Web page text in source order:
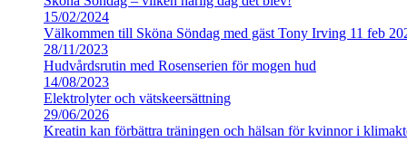
15/02/2024
Välkommen till Sköna Söndag med gäst Tony Irving 11 feb
28/11/2023
Hudvårdsrutin med Rosenserien för mogen hud
14/08/2023
Elektrolyter och vätskeersättning
29/06/2026
Kreatin kan förbättra träningen och hälsan för kvinnor i